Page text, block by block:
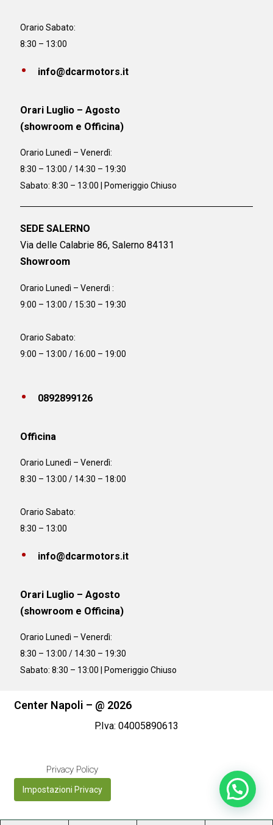
Orario Sabato:
8:30 – 13:00
info@dcarmotors.it
Orari Luglio – Agosto
(showroom e Officina)
Orario Lunedì – Venerdì:
8:30 – 13:00 / 14:30 – 19:30
Sabato: 8:30 – 13:00 | Pomeriggio Chiuso
SEDE SALERNO
Via delle Calabrie 86, Salerno 84131
Showroom
Orario Lunedì – Venerdì :
9:00 – 13:00 / 15:30 – 19:30
Orario Sabato:
9:00 – 13:00 / 16:00 – 19:00
0892899126
Officina
Orario Lunedì – Venerdì:
8:30 – 13:00 / 14:30 – 18:00
Orario Sabato:
8:30 – 13:00
info@dcarmotors.it
Orari Luglio – Agosto
(showroom e Officina)
Orario Lunedì – Venerdì:
8:30 – 13:00 / 14:30 – 19:30
Sabato: 8:30 – 13:00 | Pomeriggio Chiuso
Center Napoli – @ 2026
P.Iva: 04005890613
Privacy Policy
Impostazioni Privacy